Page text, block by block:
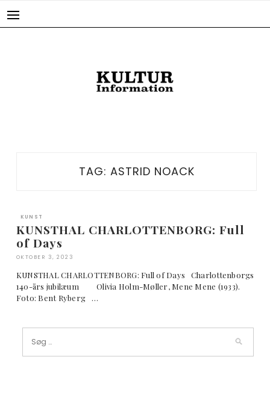
TAG: ASTRID NOACK
KUNST
KUNSTHAL CHARLOTTENBORG: Full
of Days
OKTOBER 3, 2023
KUNSTHAL CHARLOTTENBORG: Full of Days Charlottenborgs
140-års jubilæum Olivia Holm-Møller, Mene Mene (1933).
Foto: Bent Ryberg …